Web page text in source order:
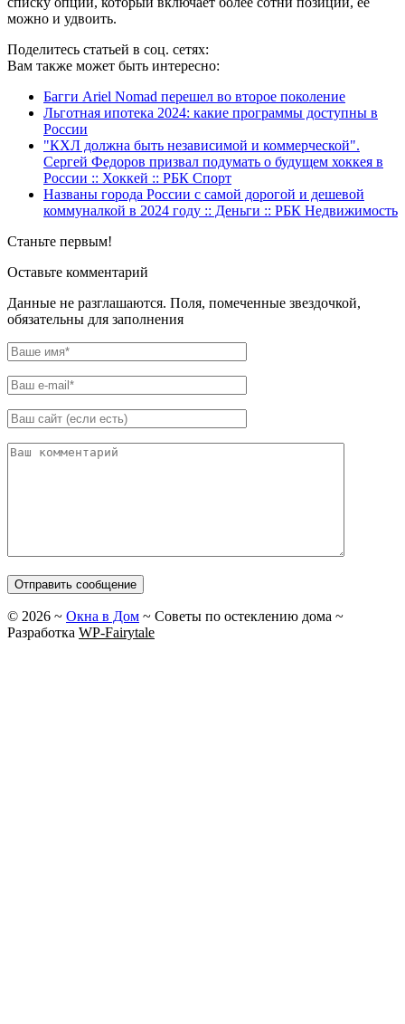
можно и удвоить.
Поделитесь статьей в соц. сетях:
Вам также может быть интересно:
Багги Ariel Nomad перешел во второе поколение
Льготная ипотека 2024: какие программы доступны в
России
"КХЛ должна быть независимой и коммерческой".
Сергей Федоров призвал подумать о будущем хоккея в
России :: Хоккей :: РБК Спорт
Названы города России с самой дорогой и дешевой
коммуналкой в 2024 году :: Деньги :: РБК Недвижимость
Станьте первым!
Оставьте комментарий
Данные не разглашаются. Поля, помеченные звездочкой,
обязательны для заполнения
© 2026 ~ Окна в Дом ~ Советы по остеклению дома ~
Разработка WP-Fairytale